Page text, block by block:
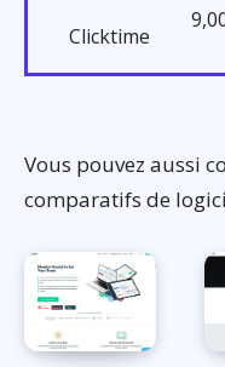
Clicktime
Vous pouvez aussi
comparatifs de